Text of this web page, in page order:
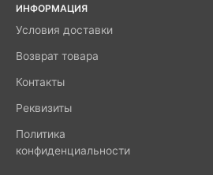
ИНФОРМАЦИЯ
Условия доставки
Возврат товара
Контакты
Реквизиты
Политика
конфиденциальности